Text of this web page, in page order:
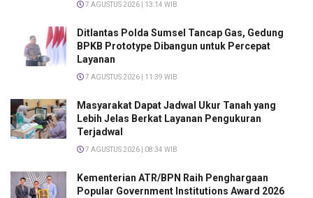
7 AGUSTUS 2026 | 13:14 WIB
Ditlantas Polda Sumsel Tancap Gas, Gedung
BPKB Prototype Dibangun untuk Percepat
Layanan
7 AGUSTUS 2026 | 11:39 WIB
Masyarakat Dapat Jadwal Ukur Tanah yang
Lebih Jelas Berkat Layanan Pengukuran
Terjadwal
7 AGUSTUS 2026 | 08:34 WIB
Kementerian ATR/BPN Raih Penghargaan
Popular Government Institutions Award 2026